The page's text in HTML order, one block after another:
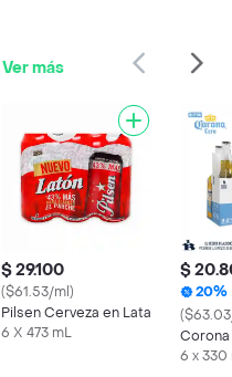
Ver más
$ 29.100
($61.53/ml)
Pilsen Cerveza en Lata
6 X 473 mL
$
20%
6 x 330